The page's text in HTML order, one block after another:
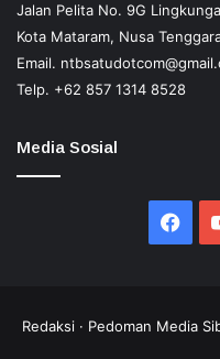
Jalan Pelita No. 9G
Kota Mataram, Nusa
Email.
Telp. +62 857 1314 8528
Media Sosial
Redaksi · Pedoman Media